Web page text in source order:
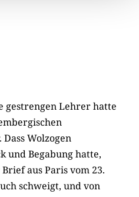
gestrengen Lehrer hatte
Wolzogen
und Begabung hatte,
aus Paris vom 23.
schweigt, und von